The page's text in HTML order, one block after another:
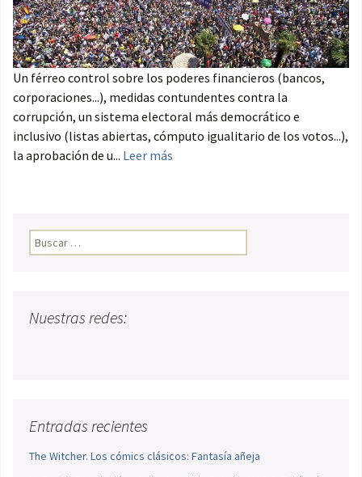
Un férreo control sobre los poderes financieros (bancos,
corporaciones...), medidas contundentes contra la
corrupción, un sistema electoral más democrático e
inclusivo (listas abiertas, cómputo igualitario de los votos...),
la aprobación de u... Leer más
Buscar:
Nuestras redes:
Entradas recientes
The Witcher. Los cómics clásicos: Fantasía añeja